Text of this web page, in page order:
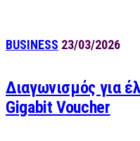
BUSINESS 23/03/2026
Διαγωνισμός για
Gigabit Voucher